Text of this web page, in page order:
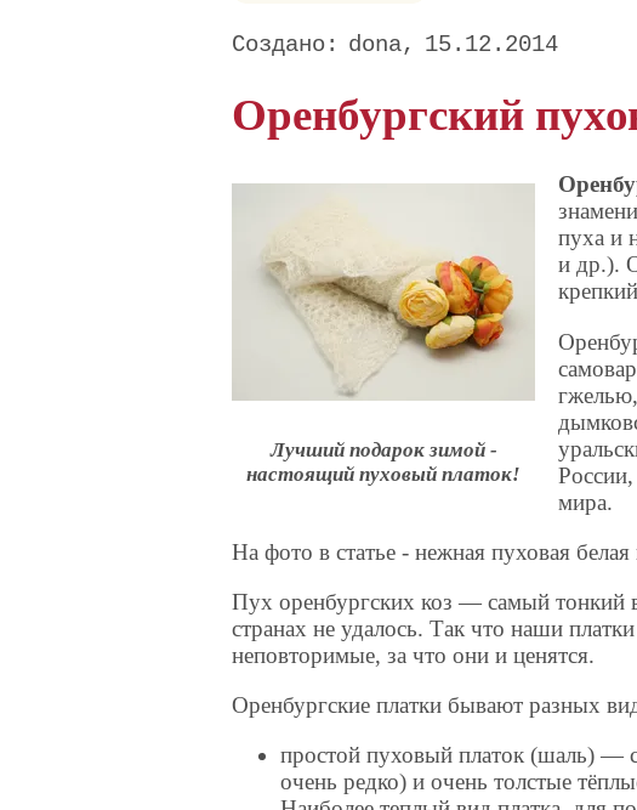
dona 15.12.2014
Оренбургский
Лучший подарок зимой -
настоящий пуховый платок!
пуха и
и др.).
мира.
На фото в статье - нежная пуховая белая
Пух оренбургских коз — самый тонкий
странах не удалось. Так что наши
неповторимые, за что они и ценятся.
Оренбургские платки бывают разных
простой пуховый платок (шаль) —
очень редко) и очень толстые